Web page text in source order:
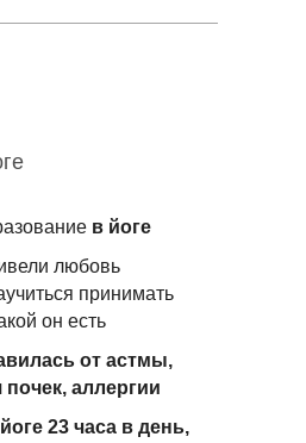
в йоге
любовь
принимать
он есть
23 часа в день,
от астмы,
аллергии